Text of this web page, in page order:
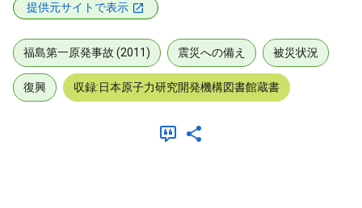
提供元サイトで表示
福島第一原発事故 (2011) 震災への備え 被災状況
復興 収録:日本原子力研究開発機構図書館蔵書